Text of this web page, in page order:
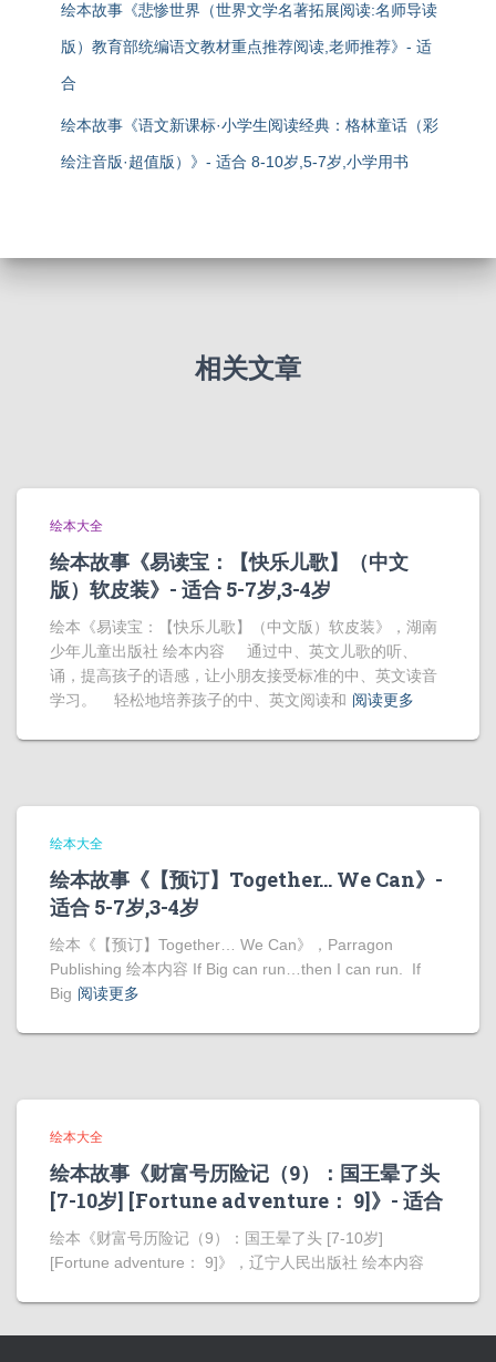
绘本故事《悲惨世界（世界文学名著拓展阅读:名师导读
版）教育部统编语文教材重点推荐阅读,老师推荐》- 适
合
绘本故事《语文新课标·小学生阅读经典：格林童话（彩
绘注音版·超值版）》- 适合 8-10岁,5-7岁,小学用书
相关文章
绘本大全
绘本故事《易读宝：【快乐儿歌】（中文
版）软皮装》- 适合 5-7岁,3-4岁
绘本《易读宝：【快乐儿歌】（中文版）软皮装》，湖南
少年儿童出版社 绘本内容 通过中、英文儿歌的听、
诵，提高孩子的语感，让小朋友接受标准的中、英文读音
学习。 轻松地培养孩子的中、英文阅读和 阅读更多
绘本大全
绘本故事《【预订】Together… We Can》-
适合 5-7岁,3-4岁
绘本《【预订】Together… We Can》，Parragon
Publishing 绘本内容 If Big can run…then I can run. If
Big 阅读更多
绘本大全
绘本故事《财富号历险记（9）：国王晕了头
[7-10岁] [Fortune adventure： 9]》- 适合
绘本《财富号历险记（9）：国王晕了头 [7-10岁]
[Fortune adventure： 9]》，辽宁人民出版社 绘本内容